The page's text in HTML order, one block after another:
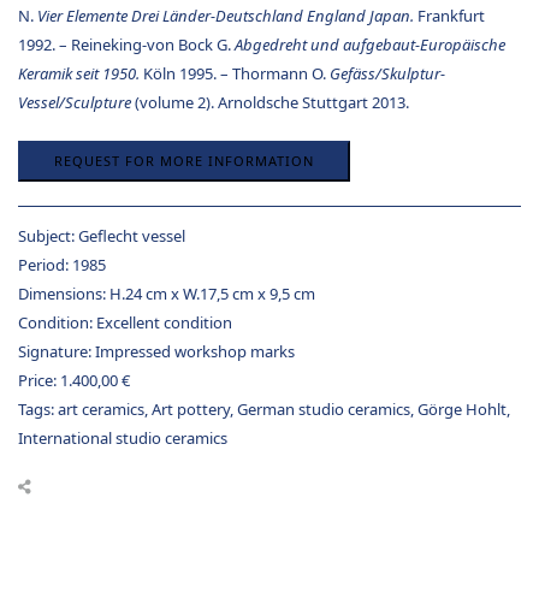
N. Vier Elemente Drei Länder-Deutschland England Japan. Frankfurt
1992. – Reineking-von Bock G.Abgedreht und aufgebaut-Europäische
Keramik seit 1950. Köln 1995. – Thormann O. Gefäss/Skulptur-
Vessel/Sculpture(volume 2). Arnoldsche Stuttgart 2013.
REQUEST FOR MORE INFORMATION
Subject:Geflecht vessel
Period: 1985
Dimensions: H.24 cm x W.17,5 cm x 9,5 cm
Condition: Excellent condition
Signature:Impressed workshop marks
Price: 1.400,00€
Tags:art ceramics,Art pottery,German studio ceramics,Görge Hohlt,
International studio ceramics